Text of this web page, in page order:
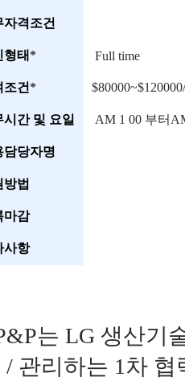
자격조건
형태 * Full time
조건 *
시간 및 요일 AM 1 00 부터
담당자명
방법
마감
사항
는 LG 생산기
/ 관리하는 1차